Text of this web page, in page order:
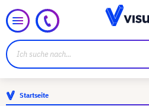
Startseite